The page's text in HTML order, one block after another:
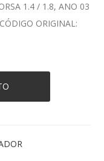
1.4 / 1.8, ANO 03
ORIGINAL: